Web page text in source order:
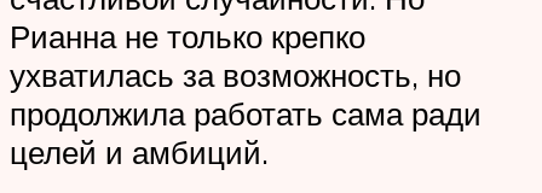
Рианна не только крепко
ухватилась за возможность, но
продолжила работать сама ради
целей и амбиций.